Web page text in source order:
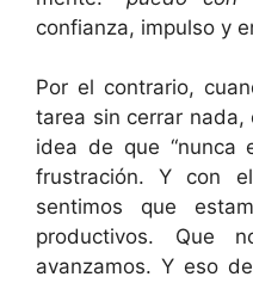
confianza, impulso y
Por el contrario,
tarea sin cerrar nada,
idea de que “nunca
frustración. Y con
sentimos que
productivos. Que
avanzamos. Y eso